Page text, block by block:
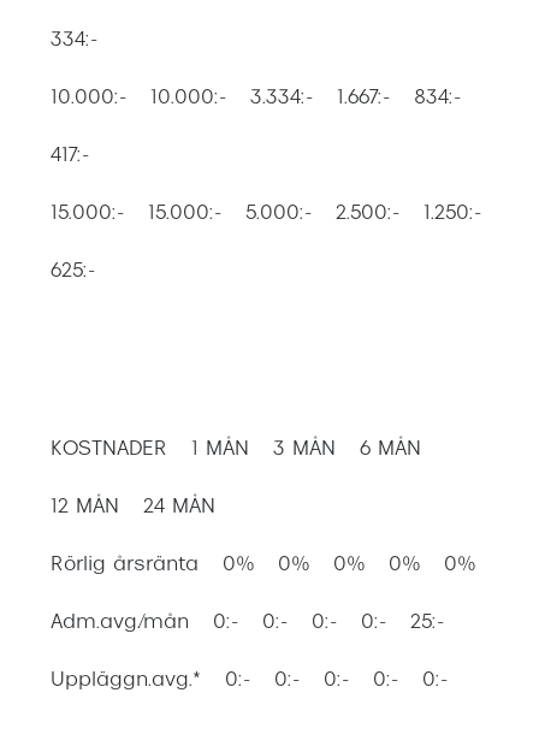
Emporio
334:-
10.000:- 10.000:- 3.334:- 1.667:- 834:-
417:-
15.000:- 15.000:- 5.000:- 2.500:- 1.250:-
625:-
KOSTNADER 1 MÅN 3 MÅN 6 MÅN
12 MÅN 24 MÅN
Rörlig årsränta 0% 0% 0% 0% 0%
Adm.avg./mån 0:- 0:- 0:- 0:- 25:-
Uppläggn.avg.* 0:- 0:- 0:- 0:- 0:-